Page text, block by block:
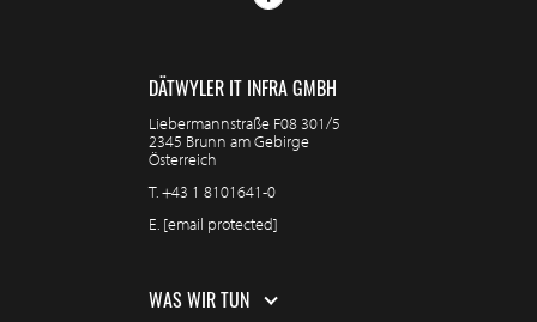
DÄTWYLER IT INFRA GMBH
Liebermannstraße F08 301/5
2345 Brunn am Gebirge
Österreich
T.+43 1 8101641-0
E. [email protected]
WAS WIR TUN